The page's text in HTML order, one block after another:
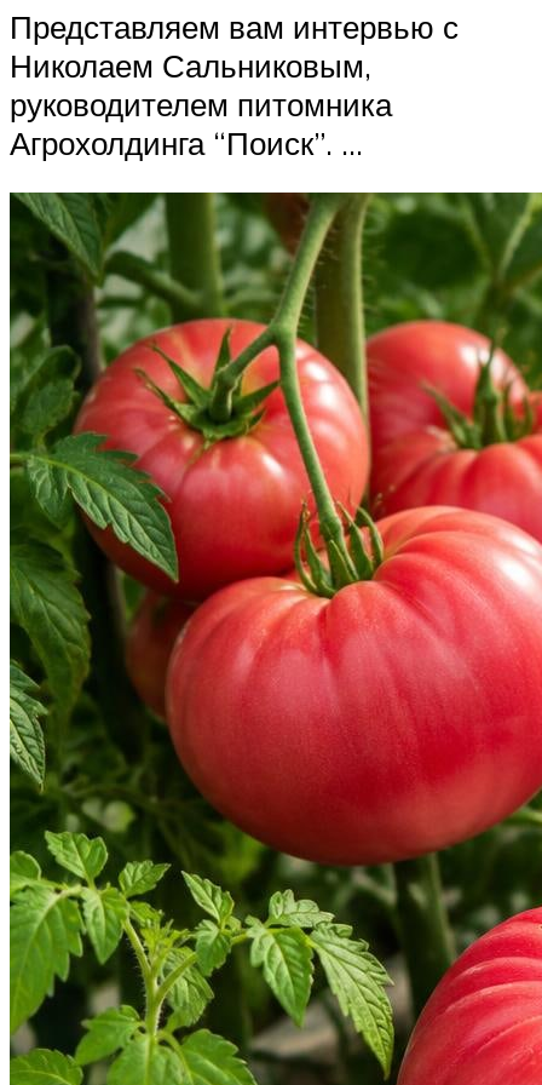
Представляем вам интервью с
Николаем Сальниковым,
руководителем питомника
Агрохолдинга “Поиск”. …